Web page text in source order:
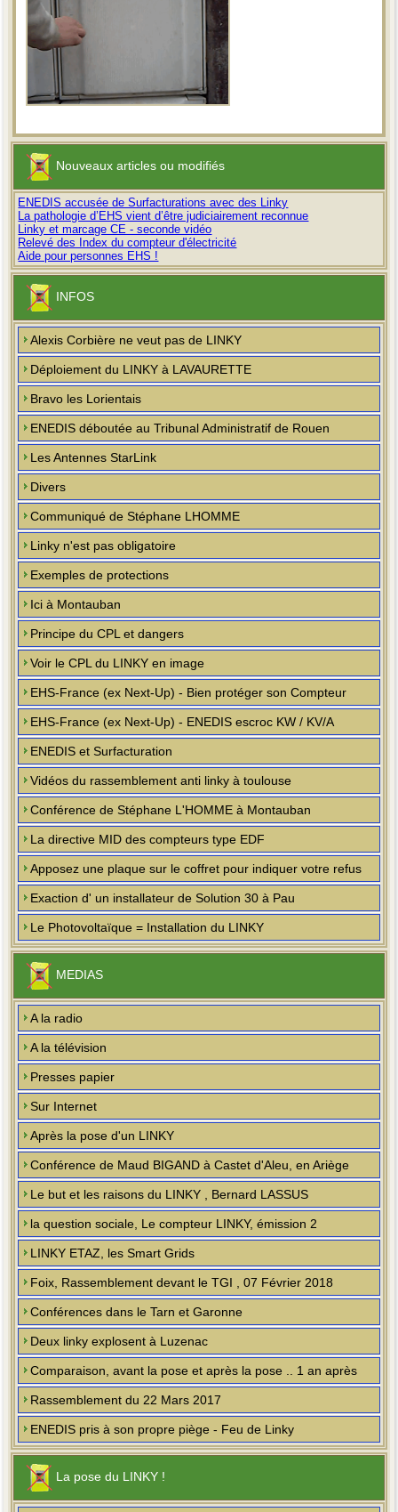
Nouveaux articles ou modifiés
ENEDIS accusée de Surfacturations avec des Linky
La pathologie d’EHS vient d’être judiciairement reconnue
Linky et marcage CE - seconde vidéo
Relevé des Index du compteur d'électricité
Aide pour personnes EHS !
INFOS
Alexis Corbière ne veut pas de LINKY
Déploiement du LINKY à LAVAURETTE
Bravo les Lorientais
ENEDIS déboutée au Tribunal Administratif de Rouen
Les Antennes StarLink
Divers
Communiqué de Stéphane LHOMME
Linky n'est pas obligatoire
Exemples de protections
Ici à Montauban
Principe du CPL et dangers
Voir le CPL du LINKY en image
EHS-France (ex Next-Up) - Bien protéger son Compteur
EHS-France (ex Next-Up) - ENEDIS escroc KW / KV/A
ENEDIS et Surfacturation
Vidéos du rassemblement anti linky à toulouse
Conférence de Stéphane L'HOMME à Montauban
La directive MID des compteurs type EDF
Apposez une plaque sur le coffret pour indiquer votre refus
Exaction d' un installateur de Solution 30 à Pau
Le Photovoltaïque = Installation du LINKY
MEDIAS
A la radio
A la télévision
Presses papier
Sur Internet
Après la pose d'un LINKY
Conférence de Maud BIGAND à Castet d'Aleu, en Ariège
Le but et les raisons du LINKY , Bernard LASSUS
la question sociale, Le compteur LINKY, émission 2
LINKY ETAZ, les Smart Grids
Foix, Rassemblement devant le TGI , 07 Février 2018
Conférences dans le Tarn et Garonne
Deux linky explosent à Luzenac
Comparaison, avant la pose et après la pose .. 1 an après
Rassemblement du 22 Mars 2017
ENEDIS pris à son propre piège - Feu de Linky
La pose du LINKY !